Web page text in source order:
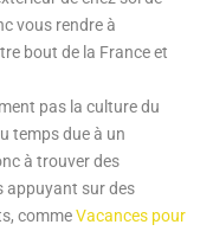
vous rendre à
bout de la France et
pas la culture du
temps due à un
à trouver des
appuyant sur des
commeVacances pour